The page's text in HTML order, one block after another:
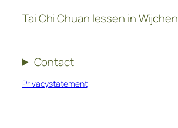
Tai Chi Chuan lessen in Wijchen
Contact
Privacystatement